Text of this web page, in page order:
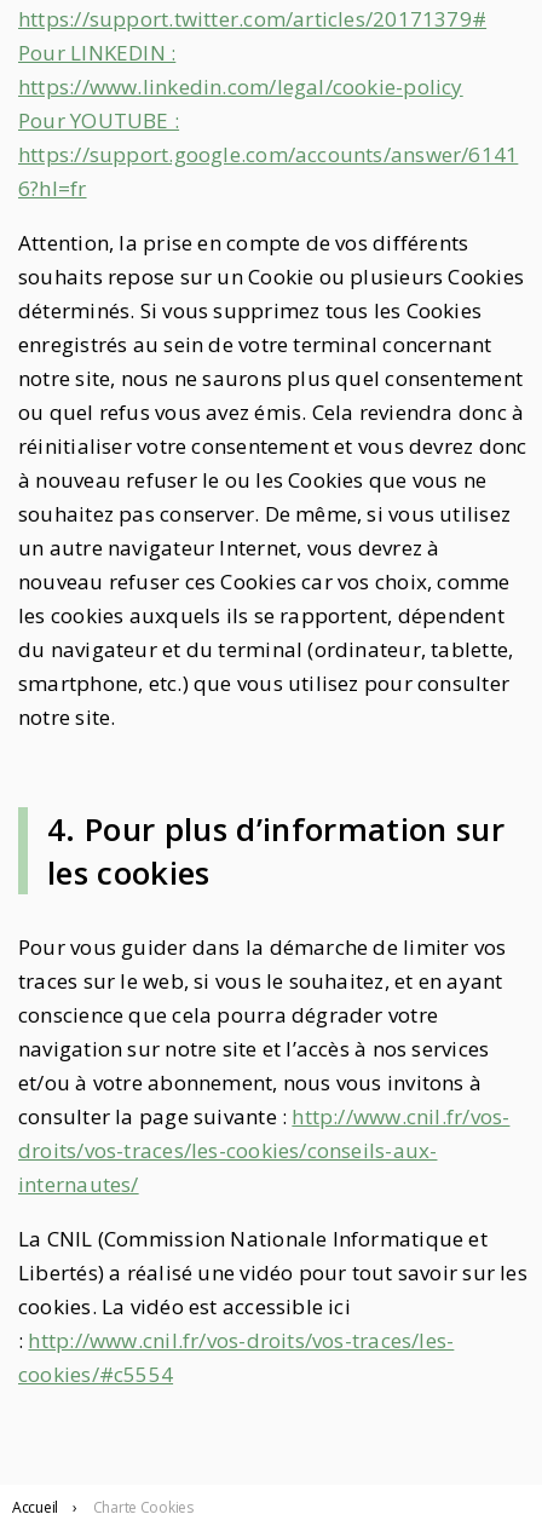
https://support.twitter.com/articles/20171379#
Pour LINKEDIN :
https://www.linkedin.com/legal/cookie-policy
Pour YOUTUBE :
https://support.google.com/accounts/answer/6141
6?hl=fr
Attention, la prise en compte de vos différents
souhaits repose sur un Cookie ou plusieurs Cookies
déterminés. Si vous supprimez tous les Cookies
enregistrés au sein de votre terminal concernant
notre site, nous ne saurons plus quel consentement
ou quel refus vous avez émis. Cela reviendra donc à
réinitialiser votre consentement et vous devrez donc
à nouveau refuser le ou les Cookies que vous ne
souhaitez pas conserver. De même, si vous utilisez
un autre navigateur Internet, vous devrez à
nouveau refuser ces Cookies car vos choix, comme
les cookies auxquels ils se rapportent, dépendent
du navigateur et du terminal (ordinateur, tablette,
smartphone, etc.) que vous utilisez pour consulter
notre site.
4. Pour plus d’information sur
les cookies
Pour vous guider dans la démarche de limiter vos
traces sur le web, si vous le souhaitez, et en ayant
conscience que cela pourra dégrader votre
navigation sur notre site et l’accès à nos services
et/ou à votre abonnement, nous vous invitons à
consulter la page suivante : http://www.cnil.fr/vos-
droits/vos-traces/les-cookies/conseils-aux-
internautes/
La CNIL (Commission Nationale Informatique et
Libertés) a réalisé une vidéo pour tout savoir sur les
cookies. La vidéo est accessible ici
: http://www.cnil.fr/vos-droits/vos-traces/les-
cookies/#c5554
Accueil › Charte Cookies